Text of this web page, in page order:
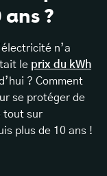
?
n’a
le prix du kWh
? Comment
se protéger de
tout sur
plus de 10 ans !